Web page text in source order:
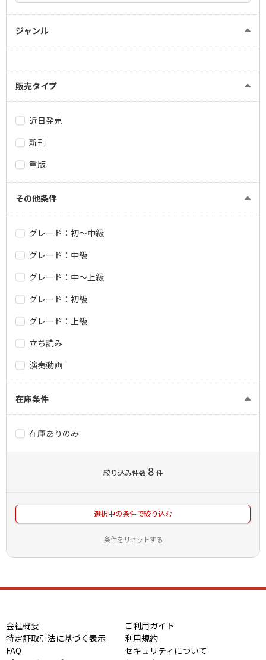
ジャンル
販売タイプ
近日発売
新刊
重版
その他条件
グレード：初～中級
グレード：中級
グレード：中～上級
グレード：初級
グレード：上級
立ち読み
演奏動画
在庫条件
在庫ありのみ
絞り込み件数 8 件
選択中の条件で絞り込む
条件をリセットする
会社概要
ご利用ガイド
特定証取引法に基づく表示
利用規約
FAQ
セキュリティについて